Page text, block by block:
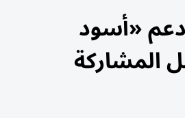
«أسود
المشاركة